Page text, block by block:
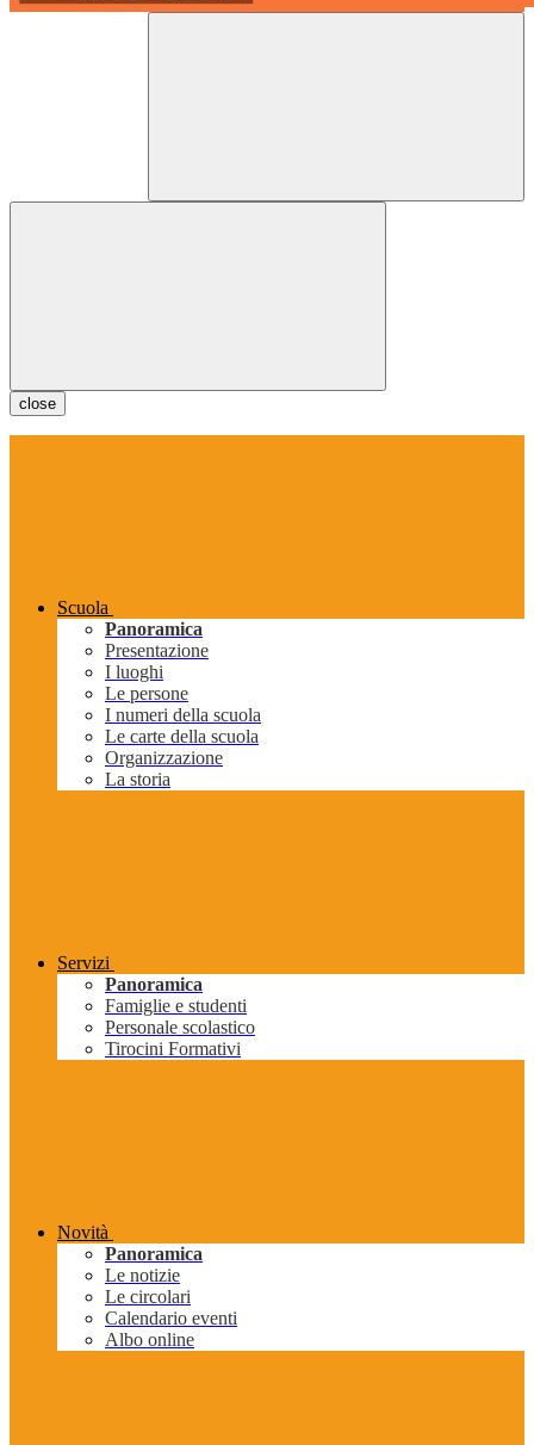
close
Scuola
Panoramica
Presentazione
I luoghi
Le persone
I numeri della scuola
Le carte della scuola
Organizzazione
La storia
Servizi
Panoramica
Famiglie e studenti
Personale scolastico
Tirocini Formativi
Novità
Panoramica
Le notizie
Le circolari
Calendario eventi
Albo online